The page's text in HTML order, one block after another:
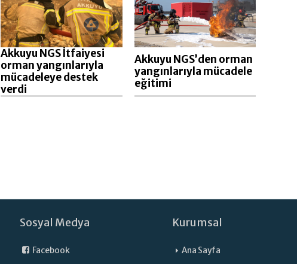
Akkuyu NGS İtfaiyesi
orman yangınlarıyla
mücadeleye destek
verdi
Akkuyu NGS’den orman
yangınlarıyla mücadele
eğitimi
Sosyal Medya
Facebook
Kurumsal
Ana Sayfa